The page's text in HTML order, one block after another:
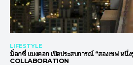
LIFESTYLE
ม็อกซี่ แบงคอก เปิดประสบการณ์ “สองเชฟ หนึ่
COLLABORATION